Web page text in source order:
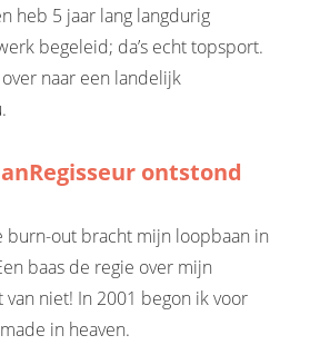
heb 5 jaar lang langdurig
begeleid; da’s echt topsport.
naar een landelijk
ontstond
burn-out bracht mijn loopbaan in
baas de regie over mijn
van niet! In 2001 begon ik voor
in heaven.